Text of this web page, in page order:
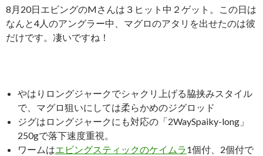
8月20日エビングのMさんは３ヒット中２ゲット。この日は
なんと4人のアングラー中、マグロのアタリを出せたのは彼
だけです。凄いですね！
やはりロングジャークでシャクリ上げる脇挟みスタイル
で、マグロ狙いにしては柔らかめのジグロッド
ジグはロングジャークにも対応の「2WaySpaiky-long」
250gで落下速度重視。
ワームはエビングスティックのケイムラ1個付、2個付で